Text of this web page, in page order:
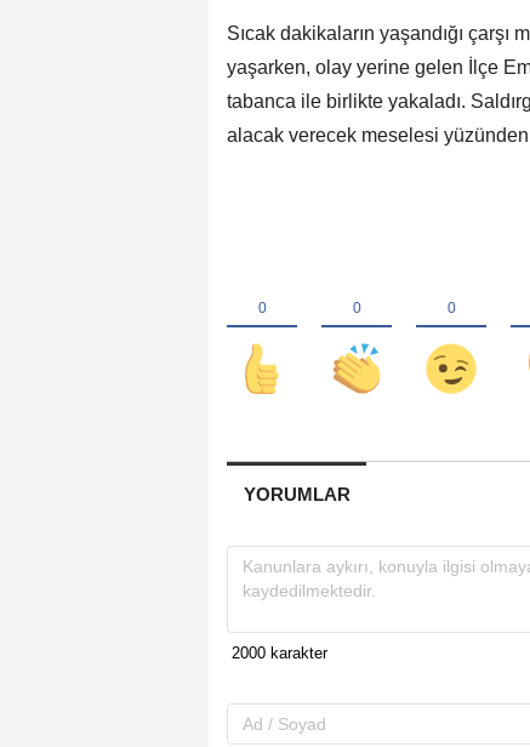
Sıcak dakikaların yaşandığı
yaşarken, olay yerine gelen İlçe
tabanca ile birlikte yakaladı.
alacak verecek meselesi
YORUMLAR